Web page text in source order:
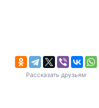
Рассказать друзьям